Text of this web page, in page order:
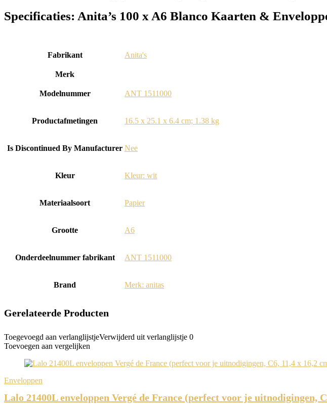
Specificaties: Anita’s 100 x A6 Blanco Kaarten &
Fabrikant ‎Anita's
Merk
Modelnummer ‎ANT 1511000
Productafmetingen ‎16.5 x 25.1 x 6.4 cm; 1.38 kg
Is Discontinued By Manufacturer ‎Nee
Kleur ‎Kleur: wit
Materiaalsoort ‎Papier
Grootte ‎A6
Onderdeelnummer fabrikant ‎ANT 1511000
Brand Merk: anitas
Gerelateerde Producten
Toegevoegd aan verlanglijstjeVerwijderd uit verlanglijstje 0
Toevoegen aan vergelijken
Enveloppen
Lalo 21400L enveloppen Vergé de France (perfect voor je uitnodigingen,